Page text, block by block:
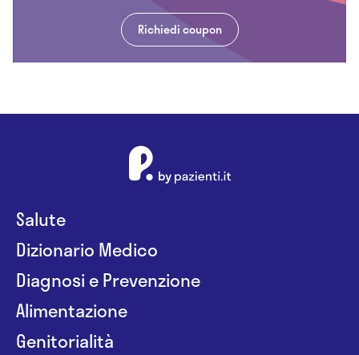
Richiedi coupon
Salute
Dizionario Medico
Diagnosi e Prevenzione
Alimentazione
Genitorialità